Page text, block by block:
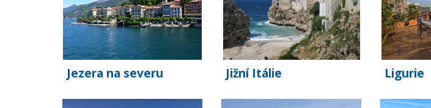
Jezera na severu Jižní Itálie Ligurie